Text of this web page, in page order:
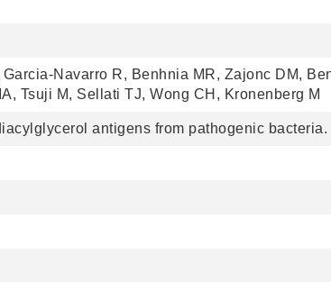
Navarro R, Benhnia MR, Zajonc DM,
Tsuji M, Sellati TJ, Wong CH, Kronenberg M
antigens from pathogenic bacteria.